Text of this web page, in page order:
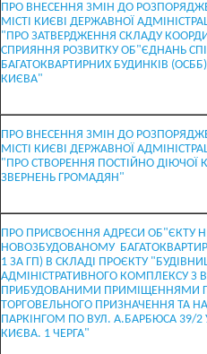
ПРО ВНЕСЕННЯ ЗМІН ДО
МІСТІ КИЄВІ ДЕРЖАВНОЇ
"ПРО ЗАТВЕРДЖЕННЯ СКЛАДУ
СПРИЯННЯ РОЗВИТКУ ОБ"ЄДНАНЬ
БАГАТОКВАРТИРНИХ БУДИНКІВ
КИЄВА"
ПРО ВНЕСЕННЯ ЗМІН ДО
МІСТІ КИЄВІ ДЕРЖАВНОЇ
"ПРО СТВОРЕННЯ ПОСТІЙНО ДІЮЧОЇ
ЗВЕРНЕНЬ ГРОМАДЯН"
ПРО ПРИСВОЄННЯ АДРЕСИ ОБ"ЄКТУ
НОВОЗБУДОВАНОМУ
1 ЗА ГП) В СКЛАДІ ПРОЄКТУ
АДМІНІСТРАТИВНОГО КОМПЛЕКСУ З
ПРИБУДОВАНИМИ ПРИМІЩЕННЯМИ
ТОРГОВЕЛЬНОГО ПРИЗНАЧЕННЯ ТА
ПАРКІНГОМ ПО ВУЛ. А.БАРБЮСА 39/
КИЄВА. 1 ЧЕРГА"